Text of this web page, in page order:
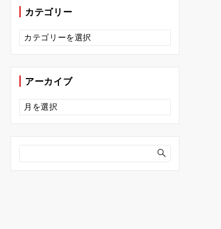
カテゴリー
カ
テ
ゴ
ー
アーカイブ
ア
ー
カ
ブ